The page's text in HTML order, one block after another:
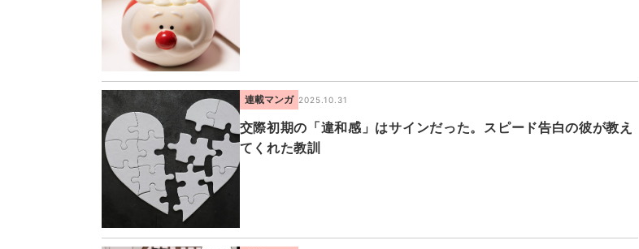
連載マンガ 2025.10.31
交際初期の「違和感」はサインだった。スピード告白の彼が教え
てくれた教訓